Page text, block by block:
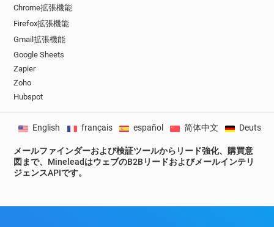
Chrome拡張機能
Firefox拡張機能
Gmail拡張機能
Google Sheets
Zapier
Zoho
Hubspot
メールファインダーおよび検証ツールからリード強化、購買意
図まで、MineleadはウェブのB2Bリードおよびメールインテリ
ジェンスAPIです。
English français español 简体中文 Deutsch